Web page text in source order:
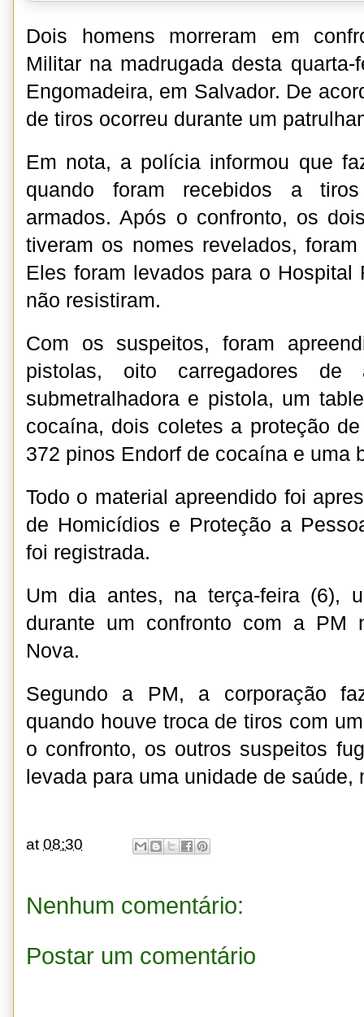
Dois homens morreram em
Militar na madrugada desta
Engomadeira, em Salvador. De
de tiros ocorreu durante um
Em nota, a polícia informou que
quando foram recebidos a
armados. Após o confronto, os
tiveram os nomes revelados,
Eles foram levados para o Hospital
não resistiram.
Com os suspeitos, foram
pistolas, oito carregadores de
submetralhadora e pistola, um
cocaína, dois coletes a proteção
372 pinos Endorf de cocaína e uma
Todo o material apreendido foi
de Homicídios e Proteção a
foi registrada.
Um dia antes, na terça-feira (6),
durante um confronto com a PM
Nova.
Segundo a PM, a corporação
quando houve troca de tiros com
o confronto, os outros suspeitos
levada para uma unidade de saúde,
at08:30
Nenhum comentário:
Postar um comentário